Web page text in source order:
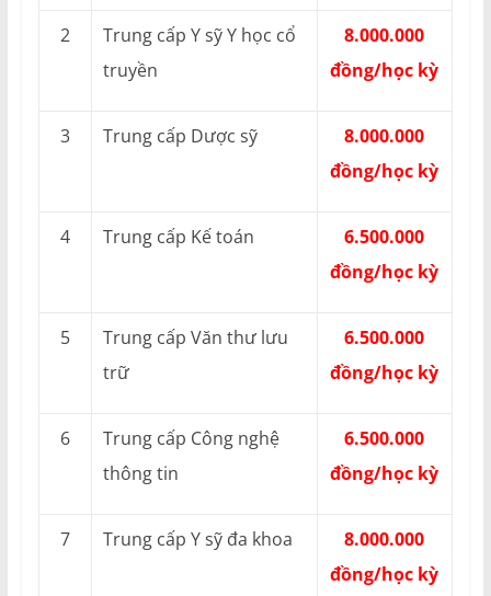
2
Trung cấp Y sỹ Y học cổ
truyền
8.000.000
đồng/học kỳ
3 Trung cấp Dược sỹ
8.000.000
đồng/học kỳ
4 Trung cấp Kế toán
6.500.000
đồng/học kỳ
5
Trung cấp Văn thư lưu
trữ
6.500.000
đồng/học kỳ
6
Trung cấp Công nghệ
thông tin
6.500.000
đồng/học kỳ
7 Trung cấp Y sỹ đa khoa
8.000.000
đồng/học kỳ